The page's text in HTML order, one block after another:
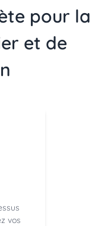
pour la
et de
vos